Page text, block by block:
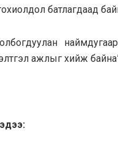
батлагдаад
ажлыг хийж